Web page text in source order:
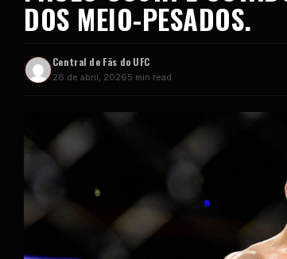
DOS MEIO-PESADOS.
Central de Fãs do UFC
26 de abril, 20265 min read